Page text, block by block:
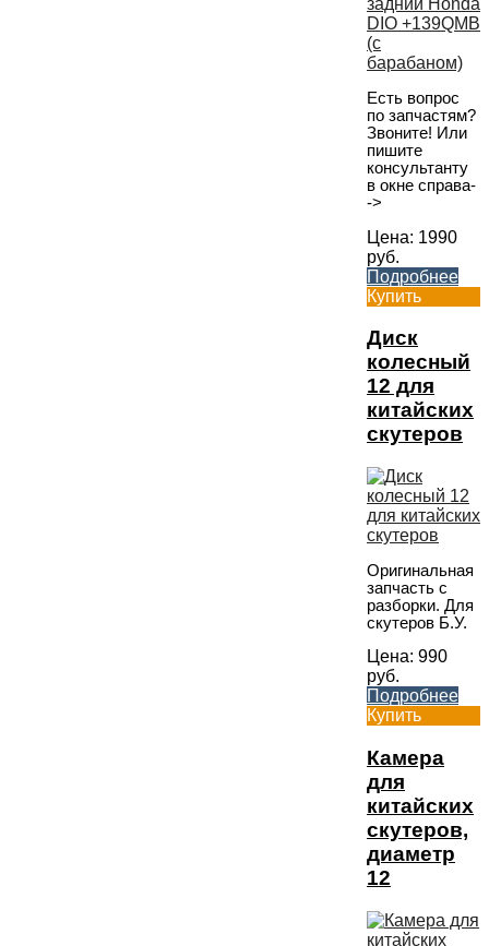
Есть вопрос
по запчастям?
Звоните! Или
пишите
консультанту
в окне справа-
->
Цена: 1990
руб.
Подробнее
Купить
Диск
колесный
12 для
китайских
скутеров
Оригинальная
запчасть с
разборки. Для
скутеров Б.У.
Цена: 990
руб.
Подробнее
Купить
Камера
для
китайских
скутеров,
диаметр
12